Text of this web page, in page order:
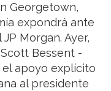
Georgetown,
expondrá ante
Morgan. Ayer,
Bessent -
apoyo explícito
al presidente